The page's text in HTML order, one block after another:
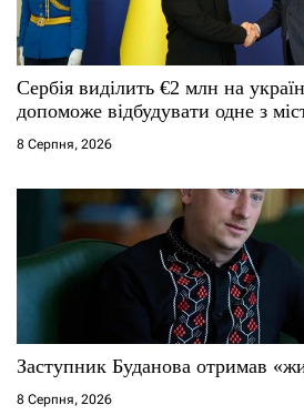
Сербія виділить €2 млн на
допоможе відбудувати одне з
8 Серпня, 2026
Заступник Буданова отримав
8 Серпня, 2026